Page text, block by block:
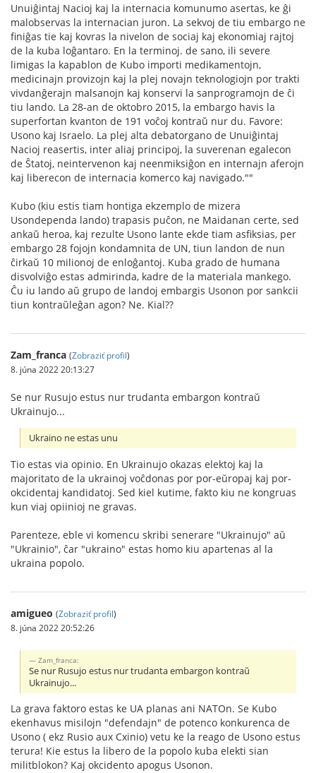
Unuiĝintaj Nacioj kaj la internacia komunumo asertas, ke ĝi
malobservas la internacian juron. La sekvoj de tiu embargo ne
finiĝas tie kaj kovras la nivelon de sociaj kaj ekonomiaj rajtoj
de la kuba loĝantaro. En la terminoj. de sano, ili severe
limigas la kapablon de Kubo importi medikamentojn,
medicinajn provizojn kaj la plej novajn teknologiojn por trakti
vivdanĝerajn malsanojn kaj konservi la sanprogramojn de ĉi
tiu lando. La 28-an de oktobro 2015, la embargo havis la
superfortan kvanton de 191 voĉoj kontraŭ nur du. Favore:
Usono kaj Israelo. La plej alta debatorgano de Unuiĝintaj
Nacioj reasertis, inter aliaj principoj, la suverenan egalecon
de Ŝtatoj, neintervenon kaj neenmiksiĝon en internajn aferojn
kaj liberecon de internacia komerco kaj navigado.""
Kubo (kiu estis tiam hontiga ekzemplo de mizera
Usondependa lando) trapasis puĉon, ne Maidanan certe, sed
ankaŭ heroa, kaj rezulte Usono lante ekde tiam asfiksias, per
embargo 28 fojojn kondamnita de UN, tiun landon de nun
ĉirkaŭ 10 milionoj de enloĝantoj. Kuba grado de humana
disvolviĝo estas admirinda, kadre de la materiala mankego.
Ĉu iu lando aŭ grupo de landoj embargis Usonon por sankcii
tiun kontraŭleĝan agon? Ne. Kial??
Zam_franca (Zobraziť profil)
8. júna 2022 20:13:27
Se nur Rusujo estus nur trudanta embargon kontraŭ
Ukrainujo...
Ukraino ne estas unu
Tio estas via opinio. En Ukrainujo okazas elektoj kaj la
majoritato de la ukrainoj voĉdonas por por-eŭropaj kaj por-
okcidentaj kandidatoj. Sed kiel kutime, fakto kiu ne kongruas
kun viaj opiinioj ne gravas.
Parenteze, eble vi komencu skribi senerare "Ukrainujo" aŭ
"Ukrainio", ĉar "ukraino" estas homo kiu apartenas al la
ukraina popolo.
amigueo (Zobraziť profil)
8. júna 2022 20:52:26
Zam_franca:
Se nur Rusujo estus nur trudanta embargon kontraŭ
Ukrainujo...
La grava faktoro estas ke UA planas ani NATOn. Se Kubo
ekenhavus misilojn "defendajn" de potenco konkurenca de
Usono ( ekz Rusio aux Cxinio) vetu ke la reago de Usono estus
terura! Kie estus la libero de la popolo kuba elekti sian
militblokon? Kaj okcidento apogus Usonon.